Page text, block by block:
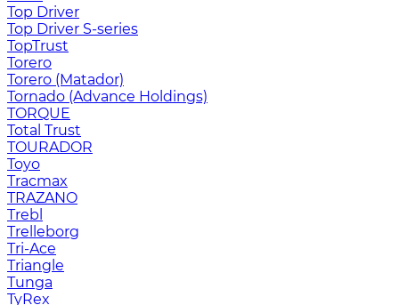
Top Driver
Top Driver S-series
TopTrust
Torero
Torero (Matador)
Tornado (Advance Holdings)
TORQUE
Total Trust
TOURADOR
Toyo
Tracmax
TRAZANO
Trebl
Trelleborg
Tri-Ace
Triangle
Tunga
TyRex